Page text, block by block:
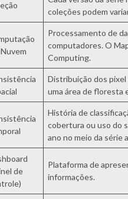
coleções podem
Processamento de
computadores. O
Computing.
Distribuição dos pixel
uma área de floresta
História de
cobertura ou uso do
ano no meio da série
de
Plataforma de
informações.